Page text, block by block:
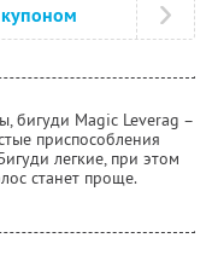
купоном
бигуди Magic Leverag –
приспособления
легкие, при этом
станет проще.